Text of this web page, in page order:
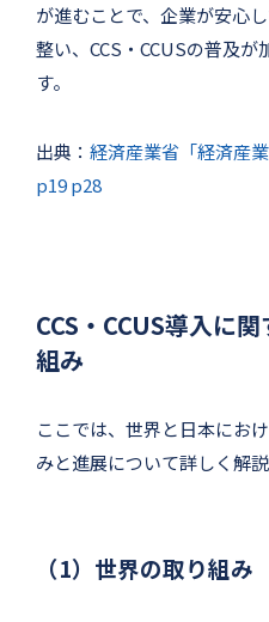
が進むことで、企業が安心
整い、CCS・CCUSの普及
す。
出典： 経済産業省「経済産
p19 p28
CCS・CCUS導入に
組み
ここでは、世界と日本にお
みと進展について詳しく解説
（1）世界の取り組み